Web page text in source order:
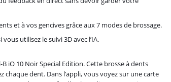
et à vos gencives grâce aux 7 modes de brossage.
utilisez le suivi 3D avec l’IA.
iO 10 Noir Special Edition. Cette brosse à dents
chaque dent. Dans l’appli, vous voyez sur une carte